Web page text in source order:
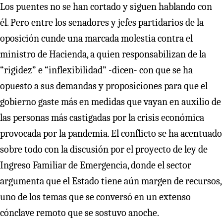
Los puentes no se han cortado y siguen hablando con
él. Pero entre los senadores y jefes partidarios de la
oposición cunde una marcada molestia contra el
ministro de Hacienda, a quien responsabilizan de la
“rigidez” e “inflexibilidad” -dicen- con que se ha
opuesto a sus demandas y proposiciones para que el
gobierno gaste más en medidas que vayan en auxilio de
las personas más castigadas por la crisis económica
provocada por la pandemia. El conflicto se ha acentuado
sobre todo con la discusión por el proyecto de ley de
Ingreso Familiar de Emergencia, donde el sector
argumenta que el Estado tiene aún margen de recursos,
uno de los temas que se conversó en un extenso
cónclave remoto que se sostuvo anoche.